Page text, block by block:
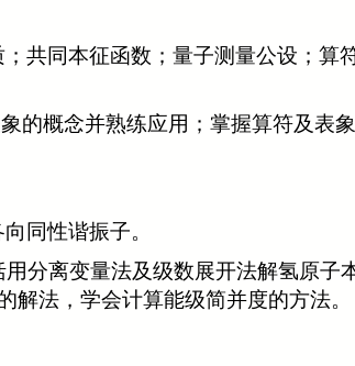
共同本征函数；量子测量公设；算
的概念并熟练应用；掌握算符及表
同性谐振子。
分离变量法及级数展开法解氢原子
法，学会计算能级简并度的方法。